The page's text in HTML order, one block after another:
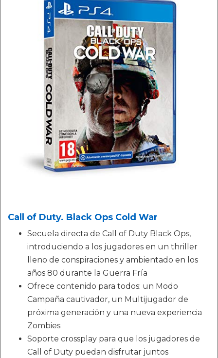
Call of Duty. Black Ops Cold War
Secuela directa de Call of Duty Black Ops,
introduciendo a los jugadores en un thriller
lleno de conspiraciones y ambientado en los
años 80 durante la Guerra Fría
Ofrece contenido para todos: un Modo
Campaña cautivador, un Multijugador de
próxima generación y una nueva experiencia
Zombies
Soporte crossplay para que los jugadores de
Call of Duty puedan disfrutar juntos